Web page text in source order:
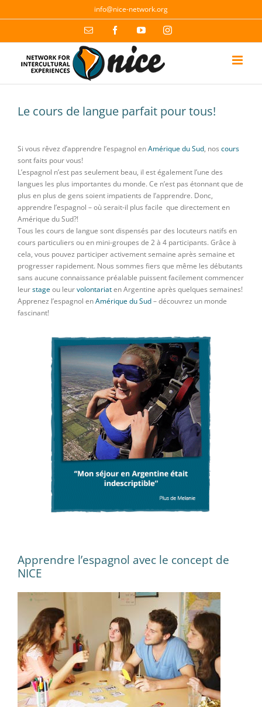
to
info@nice-network.org
Email FacebookYouTubeInstagram
Le cours de langue parfait pour tous!
Si vous rêvez d’apprendre l’espagnol enAmérique du Sud, nos cours
sont faits pour vous!
L’espagnol n’est pas seulement beau, il est également l’une des
langues les plus importantes du monde. Ce n’est pas étonnant que de
plus en plus de gens soient impatients de l’apprendre. Donc,
apprendre l’espagnol – où serait-il plus facile que directement en
Amérique du Sud?!
Tous les cours de langue sont dispensés par des locuteurs natifs en
cours particuliers ou en mini-groupes de 2 à 4 participants. Grâce à
cela, vous pouvez participer activement semaine après semaine et
progresser rapidement. Nous sommes fiers que même les débutants
sans aucune connaissance préalable puissent facilement commencer
leurstageou leurvolontariaten Argentine après quelques semaines!
Apprenez l’espagnol enAmérique du Sud– découvrez un monde
fascinant!
Apprendre l’espagnol avec le concept de
NICE